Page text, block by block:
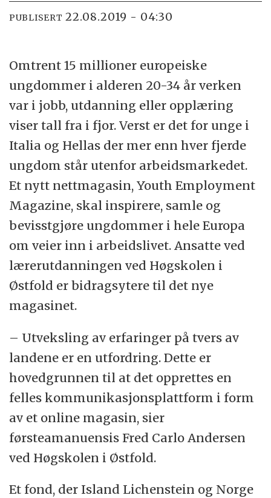
PUBLISERT 22.08.2019 - 04:30
Omtrent 15 millioner europeiske
ungdommer i alderen 20-34 år verken
var i jobb, utdanning eller opplæring
viser tall fra i fjor. Verst er det for unge i
Italia og Hellas der mer enn hver fjerde
ungdom står utenfor arbeidsmarkedet.
Et nytt nettmagasin, Youth Employment
Magazine, skal inspirere, samle og
bevisstgjøre ungdommer i hele Europa
om veier inn i arbeidslivet. Ansatte ved
lærerutdanningen ved Høgskolen i
Østfold er bidragsytere til det nye
magasinet.
– Utveksling av erfaringer på tvers av
landene er en utfordring. Dette er
hovedgrunnen til at det opprettes en
felles kommunikasjonsplattform i form
av et online magasin, sier
førsteamanuensis Fred Carlo Andersen
ved Høgskolen i Østfold.
Et fond, der Island Lichenstein og Norge